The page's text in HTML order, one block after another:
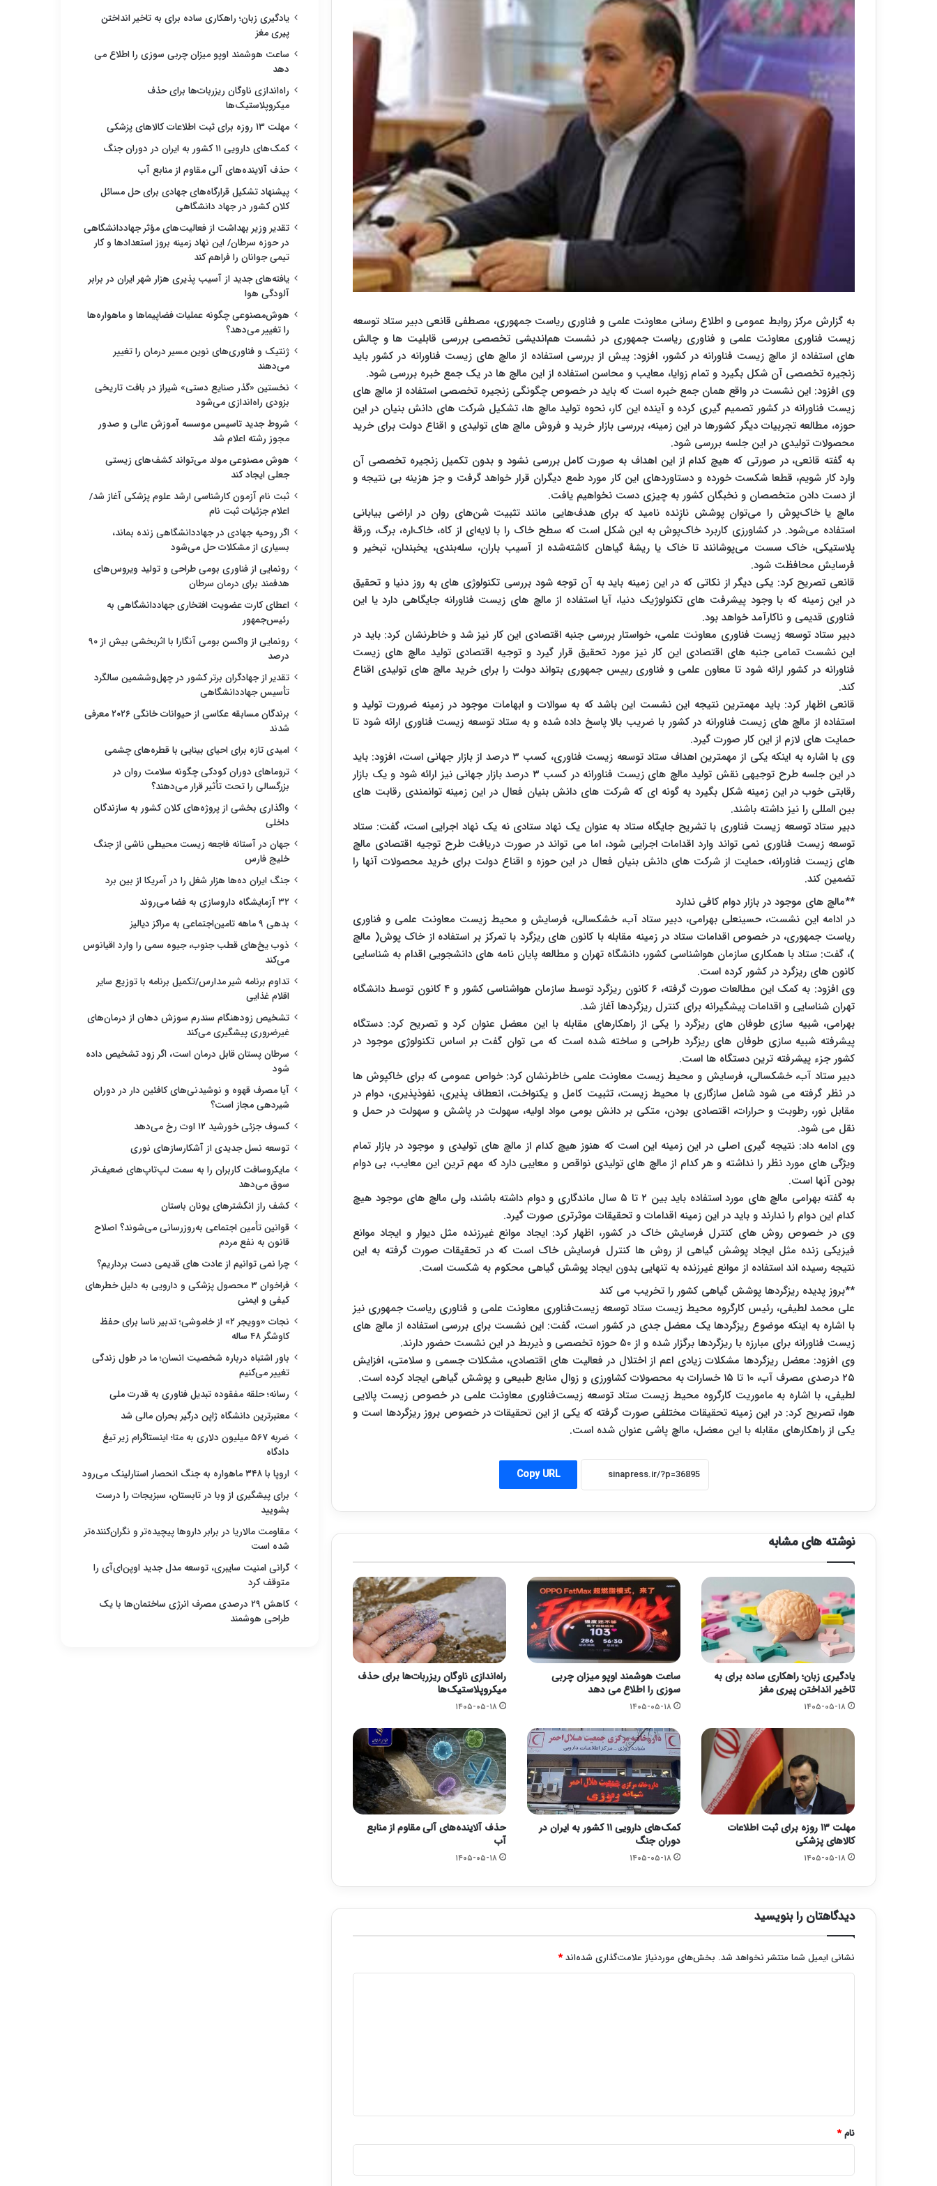
به گزارش مرکز روابط عمومی و اطلاع رسانی معاونت علمی و فناوری ریاست جمهوری، مصطفی قانعی دبیر ستاد توسعه
زیست فناوری معاونت علمی و فناوری ریاست جمهوری در نشست هم‌اندیشی تخصصی بررسی قابلیت ها و چالش
های استفاده از مالچ زیست فناورانه در کشور، افزود: پیش از بررسی استفاده از مالچ های زیست فناورانه در کشور باید
زنجیره تخصصی آن شکل بگیرد و تمام زوایا، معایب و محاسن استفاده از این مالچ ها در یک جمع خبره بررسی شود.
وی افزود: این نشست در واقع همان جمع خبره است که باید در خصوص چگونگی زنجیره تخصصی استفاده از مالچ های
زیست فناورانه در کشور تصمیم گیری کرده و آینده این کار، نحوه تولید مالچ ها، تشکیل شرکت های دانش بنیان در این
حوزه، مطالعه تجربیات دیگر کشورها در این زمینه، بررسی بازار خرید و فروش مالچ های تولیدی و اقناع دولت برای خرید
محصولات تولیدی در این جلسه بررسی شود.
به گفته قانعی، در صورتی که هیچ کدام از این اهداف به صورت کامل بررسی نشود و بدون تکمیل زنجیره تخصصی آن
وارد کار شویم، قطعا شکست خورده و دستاوردهای این کار مورد طمع دیگران قرار خواهد گرفت و جز هزینه بی نتیجه و
از دست دادن متخصصان و نخبگان کشور به چیزی دست نخواهیم یافت.
مالچ یا خاک‌پوش را می‌توان پوشش نازِنده نامید که برای هدف‌هایی مانند تثبیت شن‌های روان در اراضی بیابانی
استفاده می‌شود. در کشاورزی کاربرد خاک‌پوش به این شکل است که سطح خاک را با لایه‌ای از کاه، خاک‌اره، برگ، ورقهٔ
پلاستیکی، خاک سست می‌پوشانند تا خاک یا ریشهٔ گیاهان کاشته‌شده از آسیب باران، سله‌بندی، یخبندان، تبخیر و
فرسایش محافظت شود.
قانعی تصریح کرد: یکی دیگر از نکاتی که در این زمینه باید به آن توجه شود بررسی تکنولوژی های به روز دنیا و تحقیق
در این زمینه که با وجود پیشرفت های تکنولوژیک دنیا، آیا استفاده از مالچ های زیست فناورانه جایگاهی دارد یا این
فناوری قدیمی و ناکارآمد خواهد بود.
دبیر ستاد توسعه زیست فناوری معاونت علمی، خواستار بررسی جنبه اقتصادی این کار نیز شد و خاطرنشان کرد: باید در
این نشست تمامی جنبه های اقتصادی این کار نیز مورد تحقیق قرار گیرد و توجیه اقتصادی تولید مالچ های زیست
فناورانه در کشور ارائه شود تا معاون علمی و فناوری رییس جمهوری بتواند دولت را برای خرید مالچ های تولیدی اقناع
کند.
قانعی اظهار کرد: باید مهمترین نتیجه این نشست این باشد که به سوالات و ابهامات موجود در زمینه ضرورت تولید و
استفاده از مالچ های زیست فناورانه در کشور با ضریب بالا پاسخ داده شده و به ستاد توسعه زیست فناوری ارائه شود تا
حمایت های لازم از این کار صورت گیرد.
وی با اشاره به اینکه یکی از مهمترین اهداف ستاد توسعه زیست فناوری، کسب ۳ درصد از بازار جهانی است، افزود: باید
در این جلسه طرح توجیهی نقش تولید مالچ های زیست فناورانه در کسب ۳ درصد بازار جهانی نیز ارائه شود و یک بازار
رقابتی خوب در این زمینه شکل بگیرد به گونه ای که شرکت های دانش بنیان فعال در این زمینه توانمندی رقابت های
بین المللی را نیز داشته باشند.
دبیر ستاد توسعه زیست فناوری با تشریح جایگاه ستاد به عنوان یک نهاد ستادی نه یک نهاد اجرایی است، گفت: ستاد
توسعه زیست فناوری نمی تواند وارد اقدامات اجرایی شود، اما می تواند در صورت دریافت طرح توجیه اقتصادی مالچ
های زیست فناورانه، حمایت از شرکت های دانش بنیان فعال در این حوزه و اقناع دولت برای خرید محصولات آنها را
تضمین کند.
**مالچ های موجود در بازار دوام کافی ندارد
در ادامه این نشست، حسینعلی بهرامی، دبیر ستاد آب، خشکسالی، فرسایش و محیط زیست معاونت علمی و فناوری
ریاست جمهوری، در خصوص اقدامات ستاد در زمینه مقابله با کانون های ریزگرد با تمرکز بر استفاده از خاک پوش( مالچ
)، گفت: ستاد با همکاری سازمان هواشناسی کشور، دانشگاه تهران و مطالعه پایان نامه های دانشجویی اقدام به شناسایی
کانون های ریزگرد در کشور کرده است.
وی افزود: به کمک این مطالعات صورت گرفته، ۶ کانون ریزگرد توسط سازمان هواشناسی کشور و ۴ کانون توسط دانشگاه
تهران شناسایی و اقدامات پیشگیرانه برای کنترل ریزگردها آغاز شد.
بهرامی، شبیه سازی طوفان های ریزگرد را یکی از راهکارهای مقابله با این معضل عنوان کرد و تصریح کرد: دستگاه
پیشرفته شبیه سازی طوفان های ریزگرد طراحی و ساخته شده است که می توان گفت بر اساس تکنولوژی موجود در
کشور جزء پیشرفته ترین دستگاه ها است.
دبیر ستاد آب، خشکسالی، فرسایش و محیط زیست معاونت علمی خاطرنشان کرد: خواص عمومی که برای خاکپوش ها
در نظر گرفته می شود شامل سازگاری با محیط زیست، تثبیت کامل و یکنواخت، انعطاف پذیری، نفوذپذیری، دوام در
مقابل نور، رطوبت و حرارات، اقتصادی بودن، متکی بر دانش بومی مواد اولیه، سهولت در پاشش و سهولت در حمل و
نقل می شود.
وی ادامه داد: نتیجه گیری اصلی در این زمینه این است که هنوز هیچ کدام از مالچ های تولیدی و موجود در بازار تمام
ویژگی های مورد نظر را نداشته و هر کدام از مالچ های تولیدی نواقص و معایبی دارد که مهم ترین این معایب، بی دوام
بودن آنها است.
به گفته بهرامی مالچ های مورد استفاده باید بین ۲ تا ۵ سال ماندگاری و دوام داشته باشند، ولی مالچ های موجود هیچ
کدام این دوام را ندارند و باید در این زمینه اقدامات و تحقیقات موثرتری صورت گیرد.
وی در خصوص روش های کنترل فرسایش خاک در کشور، اظهار کرد: ایجاد موانع غیرزنده مثل دیوار و ایجاد موانع
فیزیکی زنده مثل ایجاد پوشش گیاهی از روش ها کنترل فرسایش خاک است که در تحقیقات صورت گرفته به این
نتیجه رسیده اند استفاده از موانع غیرزنده به تنهایی بدون ایجاد پوشش گیاهی محکوم به شکست است.
**بروز پدیده ریزگردها پوشش گیاهی کشور را تخریب می کند
علی محمد لطیفی، رئیس کارگروه محیط زیست ستاد توسعه زیست‌فناوری معاونت علمی و فناوری ریاست جمهوری نیز
با اشاره به اینکه موضوع ریزگردها یک معضل جدی در کشور است، گفت: این نشست برای بررسی استفاده از مالچ های
زیست فناورانه برای مبارزه با ریزگردها برگزار شده و از ۵۰ حوزه تخصصی و ذیربط در این نشست حضور دارند.
وی افزود: معضل ریزگردها مشکلات زیادی اعم از اختلال در فعالیت های اقتصادی، مشکلات جسمی و سلامتی، افزایش
۲۵ درصدی مصرف آب، ۱۰ تا ۱۵ خسارات به محصولات کشاورزی و زوال منابع طبیعی و پوشش گیاهی ایجاد کرده است.
لطیفی، با اشاره به ماموریت کارگروه محیط زیست ستاد توسعه زیست‌فناوری معاونت علمی در خصوص زیست پالایی
هوا، تصریح کرد: در این زمینه تحقیقات مختلفی صورت گرفته که یکی از این تحقیقات در خصوص بروز ریزگردها است و
یکی از راهکارهای مقابله با این معضل، مالچ پاشی عنوان شده است.
Copy URL
نوشته های مشابه
یادگیری زبان؛ راهکاری ساده برای به
تاخیر انداختن پیری مغز
۱۴۰۵-۰۵-۱۸
ساعت هوشمند اوپو میزان چربی
سوزی را اطلاع می دهد
۱۴۰۵-۰۵-۱۸
راه‌اندازی ناوگان ریزربات‌ها برای حذف
میکروپلاستیک‌ها
۱۴۰۵-۰۵-۱۸
مهلت ۱۳ روزه برای ثبت اطلاعات
کالاهای پزشکی
۱۴۰۵-۰۵-۱۸
کمک‌های دارویی ۱۱ کشور به ایران در
دوران جنگ
۱۴۰۵-۰۵-۱۸
حذف آلاینده‌های آلی مقاوم از منابع
آب
۱۴۰۵-۰۵-۱۸
دیدگاهتان را بنویسید
نشانی ایمیل شما منتشر نخواهد شد. بخش‌های موردنیاز علامت‌گذاری شده‌اند*
نام*
یادگیری زبان؛ راهکاری ساده برای به تاخیر انداختن
پیری مغز
ساعت هوشمند اوپو میزان چربی سوزی را اطلاع می
دهد
راه‌اندازی ناوگان ریزربات‌ها برای حذف
میکروپلاستیک‌ها
مهلت ۱۳ روزه برای ثبت اطلاعات کالاهای پزشکی
کمک‌های دارویی ۱۱ کشور به ایران در دوران جنگ
حذف آلاینده‌های آلی مقاوم از منابع آب
پیشنهاد تشکیل قرارگاه‌های جهادی برای حل مسائل
کلان کشور در جهاد دانشگاهی
تقدیر وزیر بهداشت از فعالیت‌های مؤثر جهاددانشگاهی
در حوزه سرطان/ این نهاد زمینه بروز استعدادها و کار
تیمی جوانان را فراهم کند
یافته‌های جدید از آسیب پذیری هزار شهر ایران در برابر
آلودگی هوا
هوش‌مصنوعی چگونه عملیات فضاپیماها و ماهواره‌ها
را تغییر می‌دهد؟
ژنتیک و فناوری‌های نوین مسیر درمان را تغییر
می‌دهند
نخستین «گذر صنایع دستی» شیراز در بافت تاریخی
بزودی راه‌اندازی می‌شود
شروط جدید تاسیس موسسه آموزش عالی و صدور
مجوز رشته اعلام شد
هوش مصنوعی مولد می‌تواند کشف‌های زیستی
جعلی ایجاد کند
ثبت نام آزمون کارشناسی ارشد علوم پزشکی آغاز شد/
اعلام جزئیات ثبت نام
اگر روحیه جهادی در جهاددانشگاهی زنده بماند،
بسیاری از مشکلات حل می‌شود
رونمایی از فناوری بومی طراحی و تولید ویروس‌های
هدفمند برای درمان سرطان
اعطای کارت عضویت افتخاری جهاددانشگاهی به
رئیس‌جمهور
رونمایی از واکسن بومی آنگارا با اثربخشی بیش از ۹۰
درصد
تقدیر از جهادگران برتر کشور در چهل‌وششمین سالگرد
تأسیس جهاددانشگاهی
برندگان مسابقه عکاسی از حیوانات خانگی ۲۰۲۶ معرفی
شدند
امیدی تازه برای احیای بینایی با قطره‌های چشمی
تروماهای دوران کودکی چگونه سلامت روان در
بزرگسالی را تحت تأثیر قرار می‌دهند؟
واگذاری بخشی از پروژه‌های کلان کشور به سازندگان
داخلی
جهان در آستانه فاجعه زیست محیطی ناشی از جنگ
خلیج فارس
جنگ ایران ده‌ها هزار شغل را در آمریکا از بین برد
۳۲ آزمایشگاه داروسازی به فضا می‌روند
بدهی ۹ ماهه تامین‌اجتماعی به مراکز دیالیز
ذوب یخ‌های قطب جنوب، جیوه سمی را وارد اقیانوس
می‌کند
تداوم برنامه شیر مدارس/تکمیل برنامه با توزیع سایر
اقلام غذایی
تشخیص زودهنگام سندرم سوزش دهان از درمان‌های
غیرضروری پیشگیری می‌کند
سرطان پستان قابل درمان است، اگر زود تشخیص داده
شود
آیا مصرف قهوه و نوشیدنی‌های کافئین دار در دوران
شیردهی مجاز است؟
کسوف جزئی خورشید ۱۲ اوت رخ می‌دهد
توسعه نسل جدیدی از آشکارسازهای نوری
مایکروسافت کاربران را به سمت لپ‌تاپ‌های ضعیف‌تر
سوق می‌دهد
کشف راز انگشترهای یونان باستان
قوانین تأمین اجتماعی به‌روزرسانی می‌شوند؟ اصلاح
قانون به نفع مردم
چرا نمی توانیم از عادت های قدیمی دست برداریم؟
فراخوان ۳ محصول پزشکی و دارویی به دلیل خطرهای
کیفی و ایمنی
نجات «وویجر ۲» از خاموشی؛ تدبیر ناسا برای حفظ
کاوشگر ۴۸ ساله
باور اشتباه درباره شخصیت انسان؛ ما در طول زندگی
تغییر می‌کنیم
رسانه؛ حلقه مفقوده تبدیل فناوری به قدرت ملی
معتبرترین دانشگاه ژاپن درگیر بحران مالی شد
ضربه ۵۶۷ میلیون دلاری به متا؛ اینستاگرام زیر تیغ
دادگاه
اروپا با ۳۴۸ ماهواره به جنگ انحصار استارلینک می‌رود
برای پیشگیری از وبا در تابستان، سبزیجات را درست
بشویید
مقاومت مالاریا در برابر داروها پیچیده‌تر و نگران‌کننده‌تر
شده است
گرانی امنیت سایبری، توسعه مدل جدید اوپن‌ای‌آی را
متوقف کرد
کاهش ۲۹ درصدی مصرف انرژی ساختمان‌ها با یک
طراحی هوشمند